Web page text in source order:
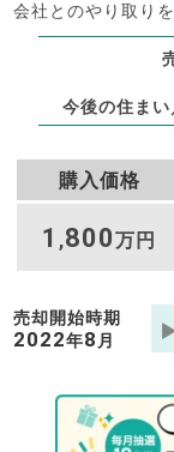
会社とのやり取り
今後の住ま
購入価格
1 ,800万円
売却開始時期
2022年8 月